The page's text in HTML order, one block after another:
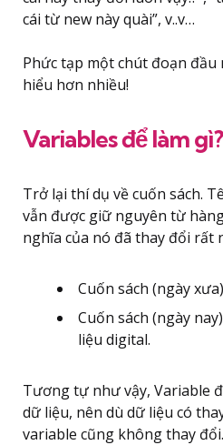
cái từ new này quài”, v..v…
Phức tạp một chút đoạn đầu
hiểu hơn nhiều!
Variables để làm gì?
Trở lại thí dụ về cuốn sách.
vẫn được giữ nguyên từ
nghĩa của nó đã thay đổi rất
Cuốn sách (ngày
Cuốn sách (ngày
liệu digital.
Tương tự như vậy, Variable
dữ liệu, nên dù dữ liệu có
variable cũng không thay đổi.